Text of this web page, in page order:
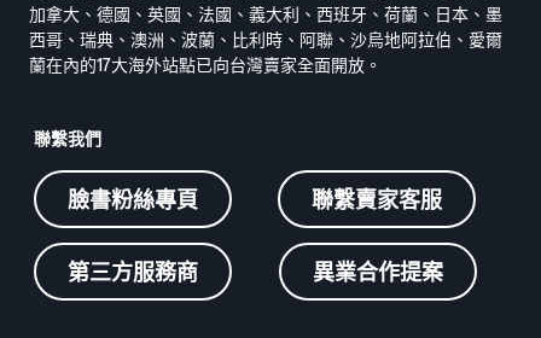
加拿大、德國、英國、法國、義大利、西班牙、荷蘭、日本、墨
西哥、瑞典、澳洲、波蘭、比利時、阿聯、沙烏地阿拉伯、愛爾
蘭在內的17大海外站點已向台灣賣家全面開放。
聯繫我們
臉書粉絲專頁 聯繫賣家客服
第三方服務商 異業合作提案